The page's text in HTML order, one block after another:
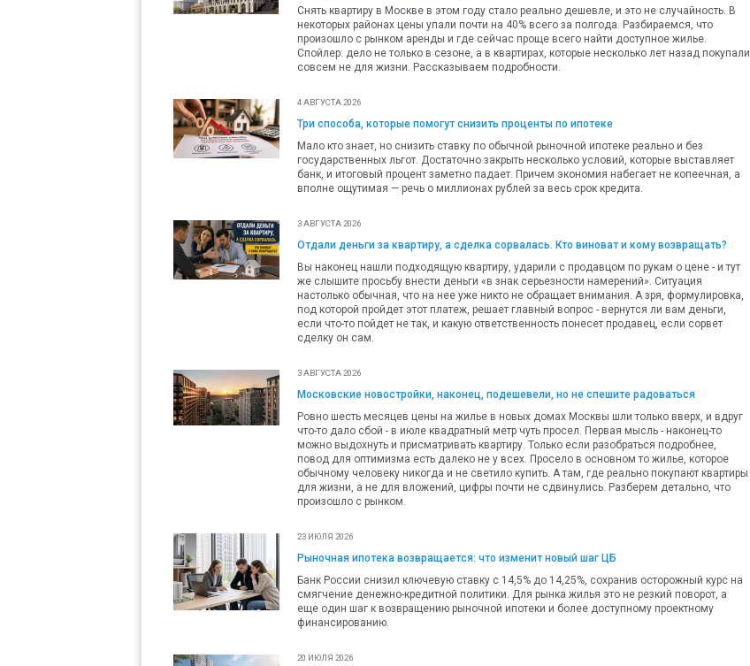
Снять квартиру в Москве в этом году стало реально дешевле, и это не случайность. В
некоторых районах цены упали почти на 40% всего за полгода. Разбираемся, что
произошло с рынком аренды и где сейчас проще всего найти доступное жилье.
Спойлер: дело не только в сезоне, а в квартирах, которые несколько лет назад покупали
совсем не для жизни. Рассказываем подробности.
4 АВГУСТА 2026
Три способа, которые помогут снизить проценты по ипотеке
Мало кто знает, но снизить ставку по обычной рыночной ипотеке реально и без
государственных льгот. Достаточно закрыть несколько условий, которые выставляет
банк, и итоговый процент заметно падает. Причем экономия набегает не копеечная, а
вполне ощутимая — речь о миллионах рублей за весь срок кредита.
3 АВГУСТА 2026
Отдали деньги за квартиру, а сделка сорвалась. Кто виноват и кому возвращать?
Вы наконец нашли подходящую квартиру, ударили с продавцом по рукам о цене - и тут
же слышите просьбу внести деньги «в знак серьезности намерений». Ситуация
настолько обычная, что на нее уже никто не обращает внимания. А зря, формулировка,
под которой пройдет этот платеж, решает главный вопрос - вернутся ли вам деньги,
если что-то пойдет не так, и какую ответственность понесет продавец, если сорвет
сделку он сам.
3 АВГУСТА 2026
Московские новостройки, наконец, подешевели, но не спешите радоваться
Ровно шесть месяцев цены на жилье в новых домах Москвы шли только вверх, и вдруг
что-то дало сбой - в июле квадратный метр чуть просел. Первая мысль - наконец-то
можно выдохнуть и присматривать квартиру. Только если разобраться подробнее,
повод для оптимизма есть далеко не у всех. Просело в основном то жилье, которое
обычному человеку никогда и не светило купить. А там, где реально покупают квартиры
для жизни, а не для вложений, цифры почти не сдвинулись. Разберем детально, что
произошло с рынком.
23 ИЮЛЯ 2026
Рыночная ипотека возвращается: что изменит новый шаг ЦБ
Банк России снизил ключевую ставку с 14,5% до 14,25%, сохранив осторожный курс на
смягчение денежно-кредитной политики. Для рынка жилья это не резкий поворот, а
еще один шаг к возвращению рыночной ипотеки и более доступному проектному
финансированию.
20 ИЮЛЯ 2026